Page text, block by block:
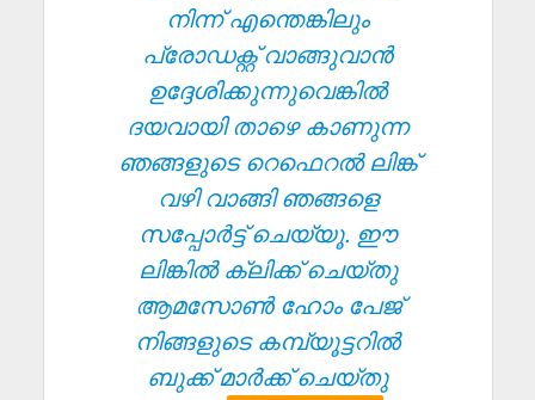
നിന്ന് എന്തെങ്കിലും
പ്രോഡക്റ്റ് വാങ്ങുവാൻ
ഉദ്ദേശിക്കുന്നുവെങ്കിൽ
ദയവായി താഴെ കാണുന്ന
ഞങ്ങളുടെ റെഫെറൽ ലിങ്ക്
വഴി വാങ്ങി ഞങ്ങളെ
സപ്പോർട്ട് ചെയ്യൂ. ഈ
ലിങ്കിൽ ക്ലിക്ക് ചെയ്തു
ആമസോൺ ഹോം പേജ്
നിങ്ങളുടെ കമ്പ്യൂട്ടറിൽ
ബുക്ക് മാർക്ക് ചെയ്തു